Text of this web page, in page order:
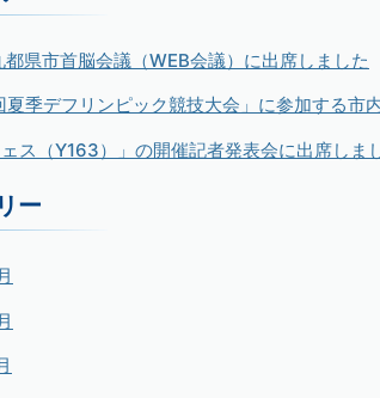
県市首脳会議（WEB会議）に出席しました
季デフリンピック競技大会」に参加する市
ス（Y163）」の開催記者発表会に出席しま
ー